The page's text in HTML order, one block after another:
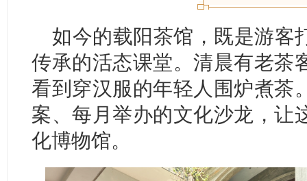
如今的载阳茶馆，既是游客
传承的活态课堂。清晨有老茶
看到穿汉服的年轻人围炉煮茶
案、每月举办的文化沙龙，让
化博物馆。